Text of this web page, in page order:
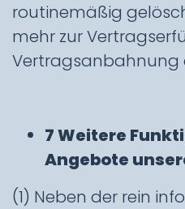
routinemäßig
mehr zur
Vertragsanbahnung
7 Weitere
Angebote
(1) Neben der rein